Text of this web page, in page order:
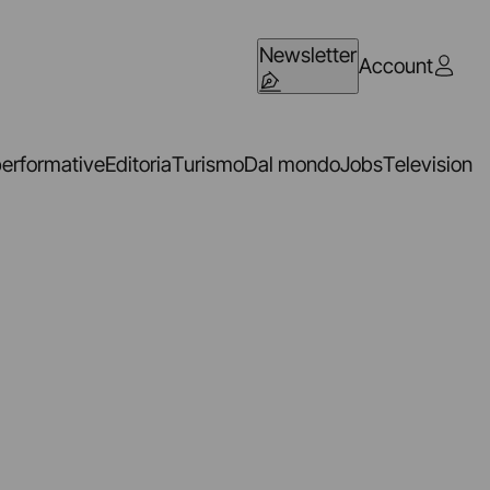
NewsletterAccount
EditoriaTurismoDal mondoJobsTelevision